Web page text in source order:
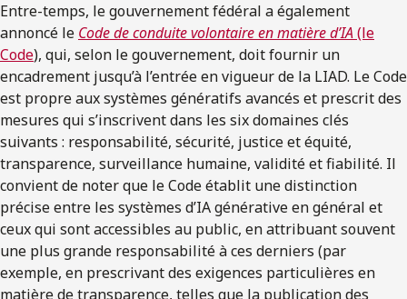
Entre-temps, le gouvernement fédéral a également
annoncé le Code de conduite volontaire en matière d’IA(le
Code), qui, selon le gouvernement, doit fournir un
encadrement jusqu’à l’entrée en vigueur de la LIAD. Le Code
est propre aux systèmes génératifs avancés et prescrit des
mesures qui s’inscrivent dans les six domaines clés
suivants : responsabilité, sécurité, justice et équité,
transparence, surveillance humaine, validité et fiabilité. Il
convient de noter que le Code établit une distinction
précise entre les systèmes d’IA générative en général et
ceux qui sont accessibles au public, en attribuant souvent
une plus grande responsabilité à ces derniers (par
exemple, en prescrivant des exigences particulières en
matière de transparence, telles que la publication des